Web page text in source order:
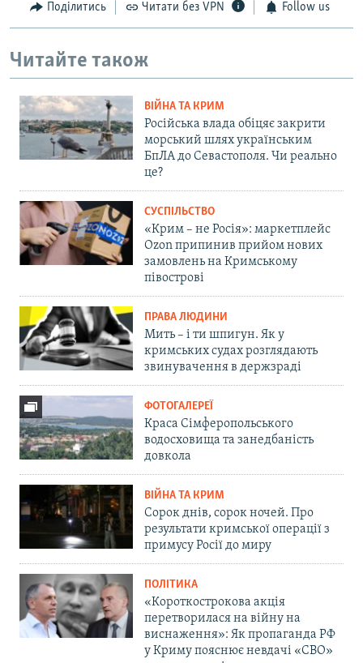
Поділитись Читати без VPN Follow us
Читайте також
ВІЙНА ТА КРИМ
Російська влада обіцяє закрити
морський шлях українським
БпЛА до Севастополя. Чи реально
це?
СУСПІЛЬСТВО
«Крим – не Росія»: маркетплейс
Ozon припинив прийом нових
замовлень на Кримському
півострові
ПРАВА ЛЮДИНИ
Мить – і ти шпигун. Як у
кримських судах розглядають
звинувачення в держзраді
ФОТОГАЛЕРЕЇ
Краса Сімферопольського
водосховища та занедбаність
довкола
ВІЙНА ТА КРИМ
Сорок днів, сорок ночей. Про
результати кримської операції з
примусу Росії до миру
ПОЛІТИКА
«Короткострокова акція
перетворилася на війну на
виснаження»: Як пропаганда РФ
у Криму пояснює невдачі «СВО»